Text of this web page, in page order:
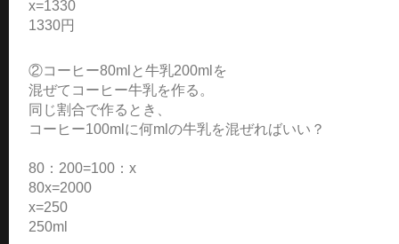
x=1330
1330円
②コーヒー80mlと牛乳200mlを
混ぜてコーヒー牛乳を作る。
同じ割合で作るとき、
コーヒー100mlに何mlの牛乳を混ぜればいい？
80：200=100：x
80x=2000
x=250
250ml